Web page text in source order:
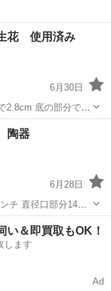
花 使用済み
6月30日
部分で
物
陶器
6月28日
直径口部分14セ
ろしくお願いします
物 工芸
い＆即買取もOK！
します
Ad